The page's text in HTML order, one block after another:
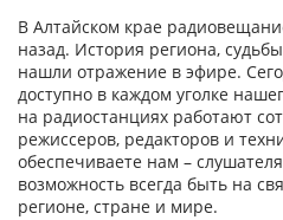
В Алтайском крае
назад. История региона,
нашли отражение в эфире.
доступно в каждом уголке
на радиостанциях работают
режиссеров, редакторов и
обеспечиваете нам –
возможность всегда быть на
регионе, стране и мире.